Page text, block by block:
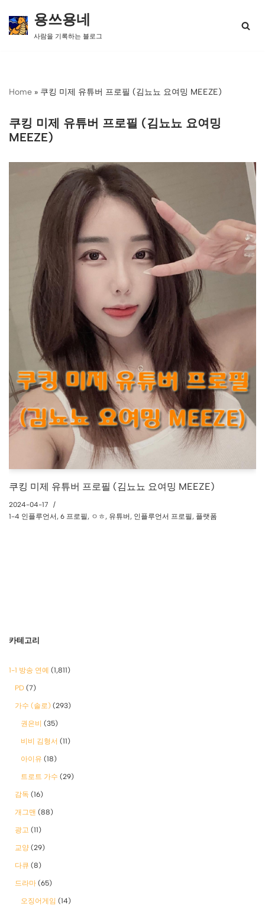
콘
너
용쓰용네
사람을 기록하는 블로그
Home » 쿠킹 미제 유튜버 프로필 (김뇨뇨 요여밍 MEEZE)
쿠킹 미제 유튜버 프로필 (김뇨뇨 요여밍
MEEZE)
쿠킹 미제 유튜버 프로필 (김뇨뇨 요여밍 MEEZE)
2024-04-17
1-4 인플루언서, 6 프로필, ㅇㅎ , 유튜버, 인플루언서 프로필, 플랫폼
카테고리
1-1 방송 연예 (1,811)
PD (7)
가수 (솔로) (293)
권은비 (35)
비비 김형서 (11)
아이유 (18)
트로트 가수 (29)
감독 (16)
개그맨 (88)
광고 (11)
교양 (29)
다큐 (8)
드라마 (65)
오징어게임 (14)